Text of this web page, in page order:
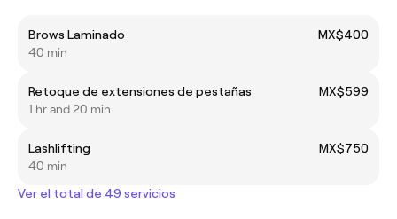
Brows Laminado
MX$400
40 min
Retoque de extensiones de pestañas
MX$599
1 hr and 20 min
Lashlifting
MX$750
40 min
Ver el total de 49 servicios